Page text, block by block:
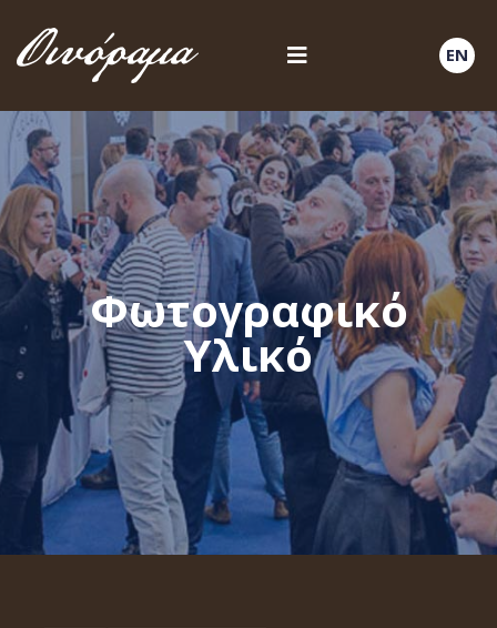
EN
Φωτογραφικό
Υλικό